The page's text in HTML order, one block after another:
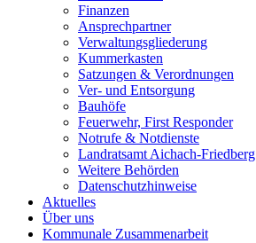
Finanzen
Ansprechpartner
Verwaltungsgliederung
Kummerkasten
Satzungen & Verordnungen
Ver- und Entsorgung
Bauhöfe
Feuerwehr, First Responder
Notrufe & Notdienste
Landratsamt Aichach-Friedberg
Weitere Behörden
Datenschutzhinweise
Aktuelles
Über uns
Kommunale Zusammenarbeit